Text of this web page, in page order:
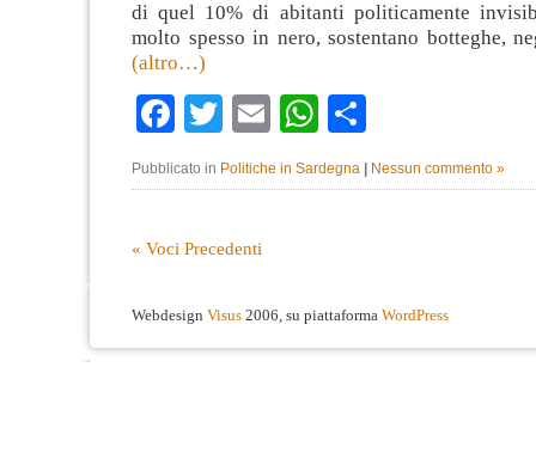
di quel 10% di abitanti politicamente
molto spesso in nero, sostentano botteghe,
(altro…)
Facebook
TwitterEmailWhatsApp
Pubblicato in Politiche in Sardegna Nessun commento »
« Voci Precedenti
Webdesign Visus 2006, su piattaforma WordPress